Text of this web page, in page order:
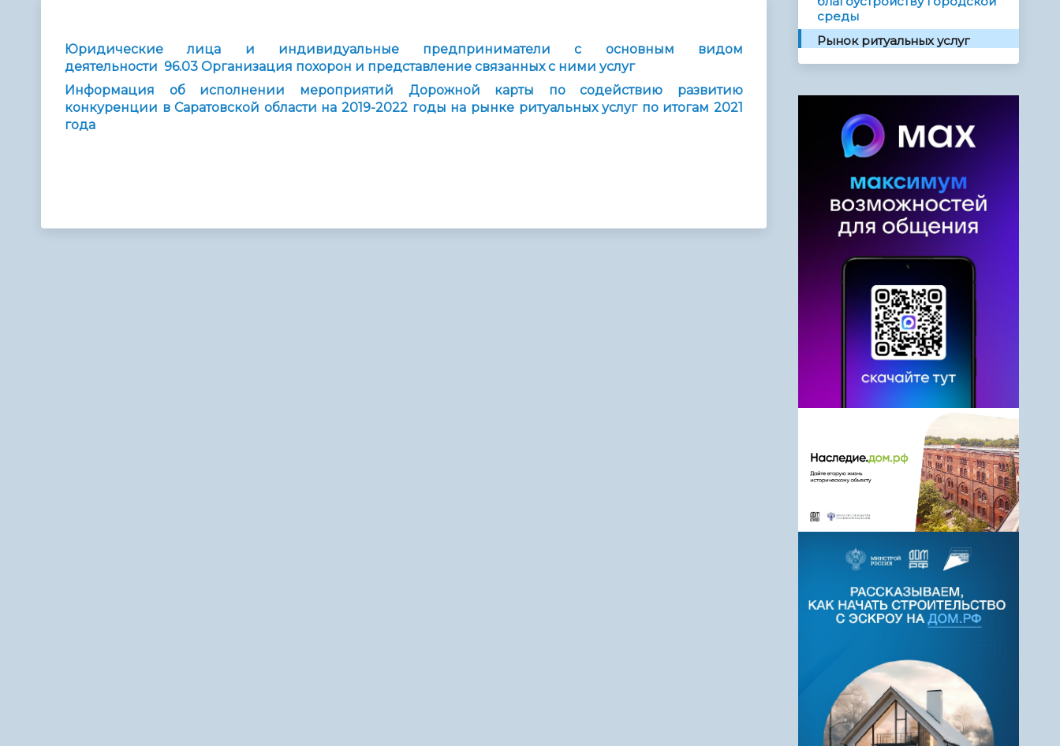
Юридические лица и индивидуальные предпринимателис основным видом
деятельности 96.03 Организация похорон и представление связанных с ними услуг
Информация об исполнении мероприятий Дорожной карты по содействию развитию
конкуренции в Саратовской области на 2019-2022 годы на рынке ритуальных услуг по итогам 2021
года
среды
Рынок ритуальных услуг